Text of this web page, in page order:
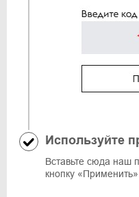
Используйте
Вставьте сюда наш
кнопку «Применить».